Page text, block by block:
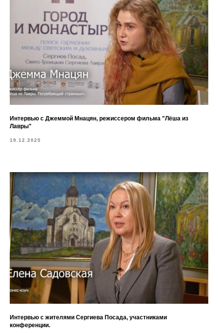
Интервью с Джеммой Мнацян, режиссером фильма "Лёша из
Лавры"
19.12.2025
Интервью с жителями Сергиева Посада, участниками
конференции.